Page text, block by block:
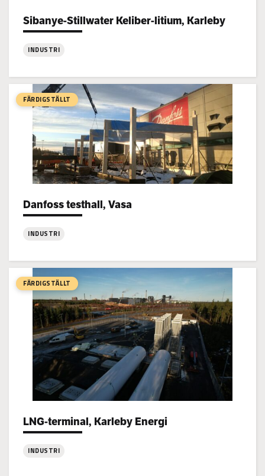
Sibanye-Stillwater Keliber-litium, Karleby
Project types:
INDUSTRI
Sibanye-
Stillwater
Keliber-
litium,
Karleby
FÄRDIGSTÄLLT
Danfoss testhall, Vasa
Project types:
INDUSTRI
Danfoss
testhall,
Vasa
FÄRDIGSTÄLLT
LNG-terminal, Karleby Energi
Project types:
INDUSTRI